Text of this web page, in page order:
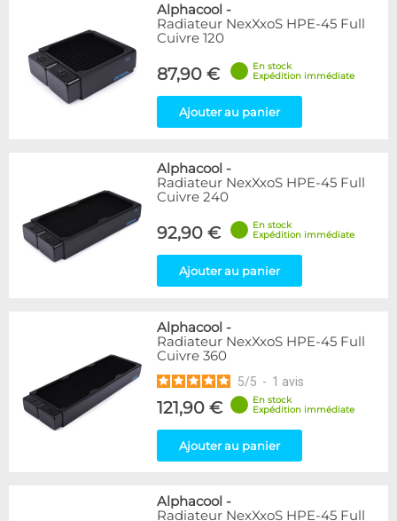
Alphacool -
Radiateur NexXxoS HPE-45 Full
Cuivre 120
87,90 €
En stock
Expédition immédiate
Ajouter au panier
Alphacool -
Radiateur NexXxoS HPE-45 Full
Cuivre 240
92,90 €
En stock
Expédition immédiate
Ajouter au panier
Alphacool -
Radiateur NexXxoS HPE-45 Full
Cuivre 360
5/5 - 1 avis
121,90 €
En stock
Expédition immédiate
Ajouter au panier
Alphacool -
Radiateur NexXxoS HPE-45 Full